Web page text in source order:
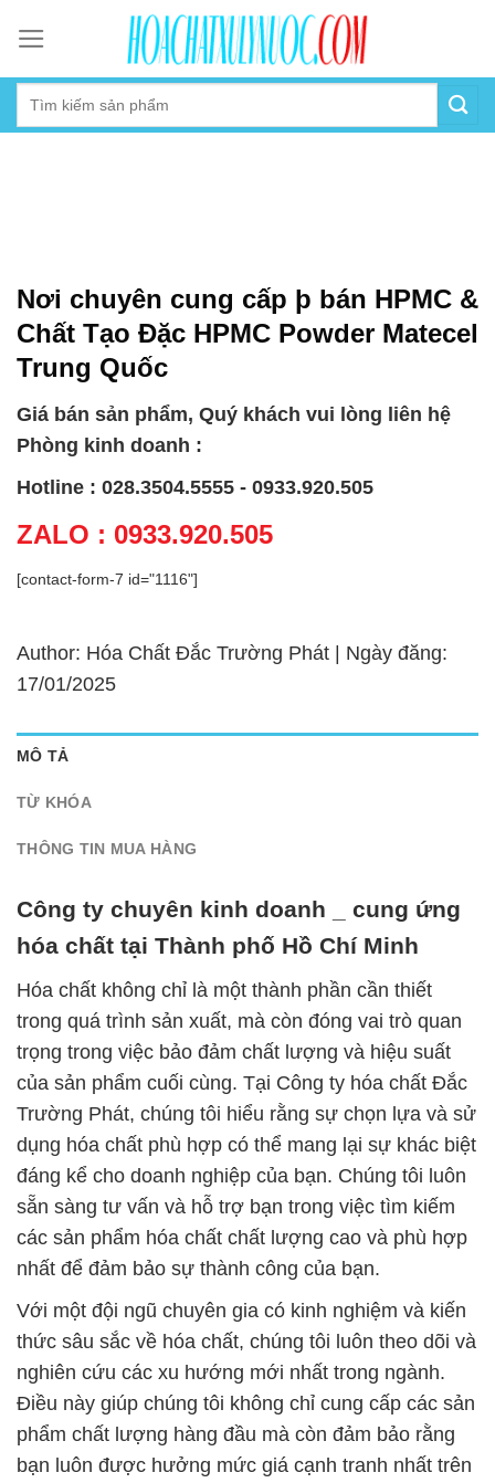
content
Nơi chuyên cung cấp þ bán HPMC &
Chất Tạo Đặc HPMC Powder Matecel
Trung Quốc
Giá bán sản phẩm, Quý khách vui lòng liên hệ
Phòng kinh doanh :
Hotline : 028.3504.5555 - 0933.920.505
ZALO : 0933.920.505
[contact-form-7 id="1116"]
Author: Hóa Chất Đắc Trường Phát | Ngày đăng:
17/01/2025
MÔ TẢ
TỪ KHÓA
THÔNG TIN MUA HÀNG
Công ty chuyên kinh doanh _ cung ứng
hóa chất tại Thành phố Hồ Chí Minh
Hóa chất không chỉ là một thành phần cần thiết
trong quá trình sản xuất, mà còn đóng vai trò quan
trọng trong việc bảo đảm chất lượng và hiệu suất
của sản phẩm cuối cùng. Tại Công ty hóa chất Đắc
Trường Phát, chúng tôi hiểu rằng sự chọn lựa và sử
dụng hóa chất phù hợp có thể mang lại sự khác biệt
đáng kể cho doanh nghiệp của bạn. Chúng tôi luôn
sẵn sàng tư vấn và hỗ trợ bạn trong việc tìm kiếm
các sản phẩm hóa chất chất lượng cao và phù hợp
nhất để đảm bảo sự thành công của bạn.
Với một đội ngũ chuyên gia có kinh nghiệm và kiến
thức sâu sắc về hóa chất, chúng tôi luôn theo dõi và
nghiên cứu các xu hướng mới nhất trong ngành.
Điều này giúp chúng tôi không chỉ cung cấp các sản
phẩm chất lượng hàng đầu mà còn đảm bảo rằng
bạn luôn được hưởng mức giá cạnh tranh nhất trên